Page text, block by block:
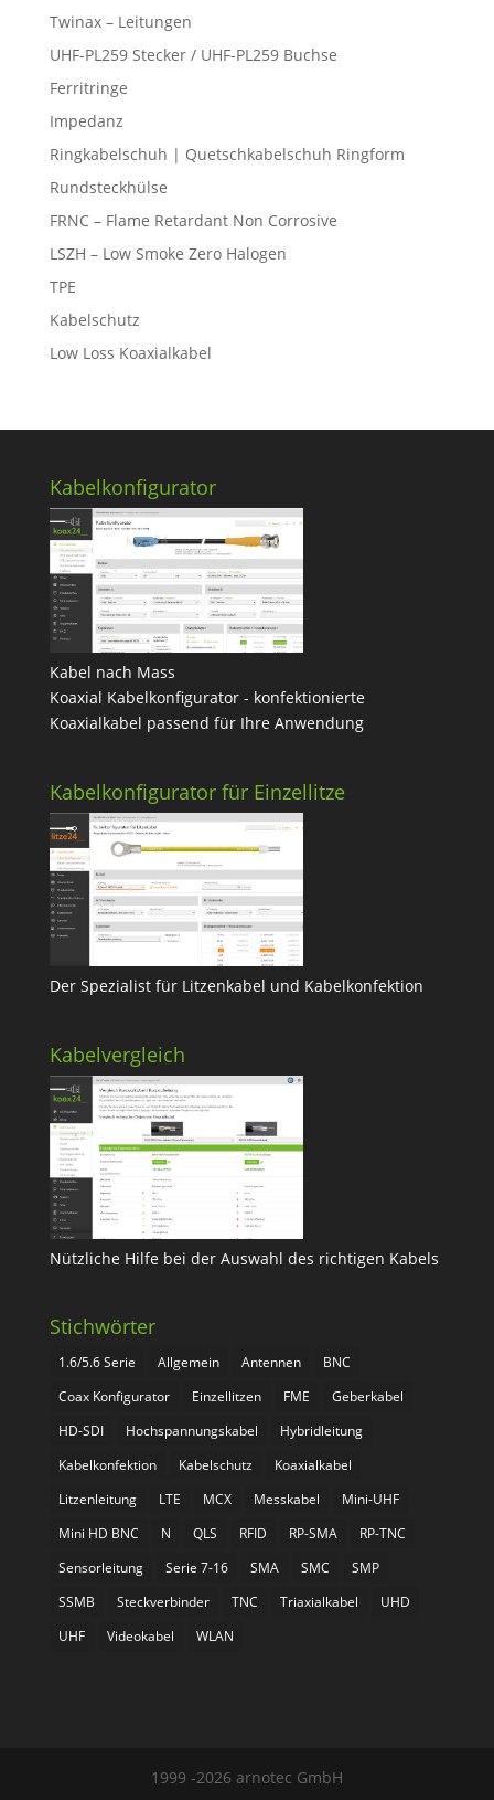
Twinax – Leitungen
UHF-PL259 Stecker / UHF-PL259 Buchse
Ferritringe
Impedanz
Ringkabelschuh | Quetschkabelschuh Ringform
Rundsteckhülse
FRNC – Flame Retardant Non Corrosive
LSZH – Low Smoke Zero Halogen
TPE
Kabelschutz
Low Loss Koaxialkabel
Kabelkonfigurator
Kabel nach Mass
Koaxial Kabelkonfigurator - konfektionierte
Koaxialkabel passend für Ihre Anwendung
Kabelkonfigurator für Einzellitze
Der Spezialist für Litzenkabel und Kabelkonfektion
Kabelvergleich
Nützliche Hilfe bei der Auswahl des richtigen Kabels
Stichwörter
1.6/5.6 Serie Allgemein Antennen
BNC
Coax Konfigurator
Einzellitzen FME
Geberkabel
HD-SDI
Hochspannungskabel
Hybridleitung
Kabelkonfektion
Kabelschutz
Koaxialkabel
Litzenleitung
LTE MCX Messkabel
Mini-UHF
Mini HD BNC
N QLS RFID RP-SMA
RP-TNC
Sensorleitung
Serie 7-16 SMA SMC
SMP
SSMB
Steckverbinder TNC Triaxialkabel
UHD
UHF
Videokabel WLAN
1999 -2026 arnotec GmbH